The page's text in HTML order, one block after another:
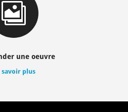

une oeuvre
savoir plus